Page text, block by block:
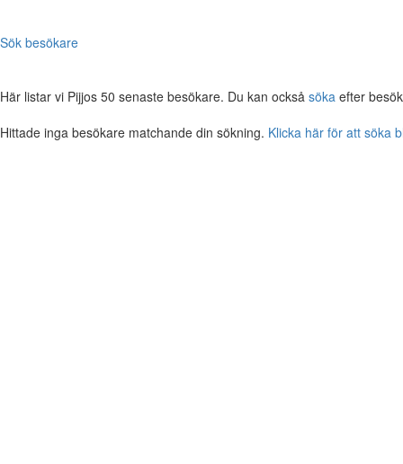
Sök besökare
Här listar vi Pijjos 50 senaste besökare. Du kan också söka efter
Hittade inga besökare matchande din sökning. Klicka här för att söka